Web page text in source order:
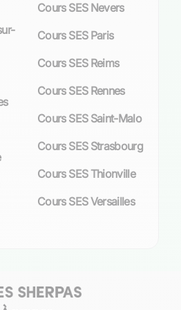
autonomie
L’accès à ces séances sur
une démarche simple : un
mise en place efficace
exprimés. Aucune
imposée, garantissant
adaptée au rythme
est renforcée par
corps professoral : nos
non seulement
mais aussi pour
des professeurs dans la
protégés.
Cours SES Nevers
Cours SES Paris
Cours SES Reims
Cours SES Rennes
Cours SES Saint-Malo
Cours SES Strasbourg
Cours SES Thionville
Cours SES Versailles